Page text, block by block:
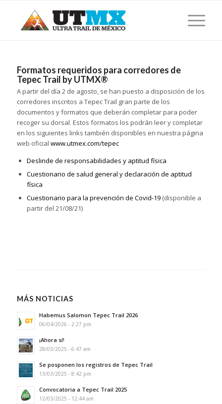
Formatos requeridos para corredores de
Tepec Trail by UTMX®
A partir del día 2 de agosto, se han puesto a disposición de los
corredores inscritos a Tepec Trail gran parte de los
documentos y formatos que deberán completar para poder
recoger su dorsal. Estos formatos los podrán leer y completar
en los siguientes links también disponibles en nuestra página
web oficial www.utmex.com/tepec
Deslinde de responsabilidades y aptitud física
Cuestionario de salud general y declaración de aptitud
física
Cuestionario para la prevención de Covid-19(disponible a
partir del 21/08/21)
MÁS NOTICIAS
Habemus Salomon Tepec Trail 2026
06/04/2026 - 2:27 pm
¡Ahora sí!
28/03/2025 - 6:47 am
Se posponen los registros de Tepec Trail
13/03/2025 - 8:42 pm
Convocatoria a Tepec Trail 2025
12/03/2025 - 12:44 am